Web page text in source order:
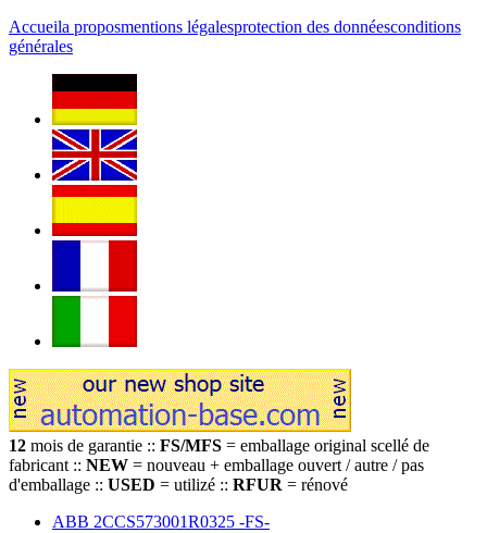
Accueila proposmentions légalesprotection des donnéesconditions
générales
12 mois de garantie :: FS/MFS = emballage original scellé de
fabricant :: NEW = nouveau + emballage ouvert / autre / pas
d'emballage :: USED = utilizé :: RFUR = rénové
ABB 2CCS573001R0325 -FS-